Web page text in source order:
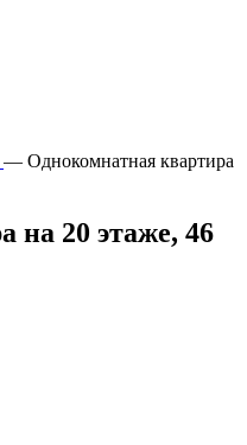
— Однокомнатная квартира
на 20 этаже, 46